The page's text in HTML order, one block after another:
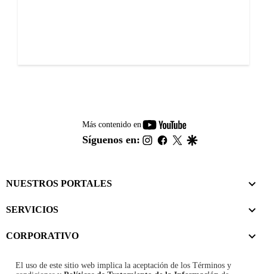
Más contenido en
youtube-
footer
Síguenos en: instagram
facebook
twitter
NUESTROS PORTALES
SERVICIOS
CORPORATIVO
El uso de este sitio web implica la aceptación de los Términos y